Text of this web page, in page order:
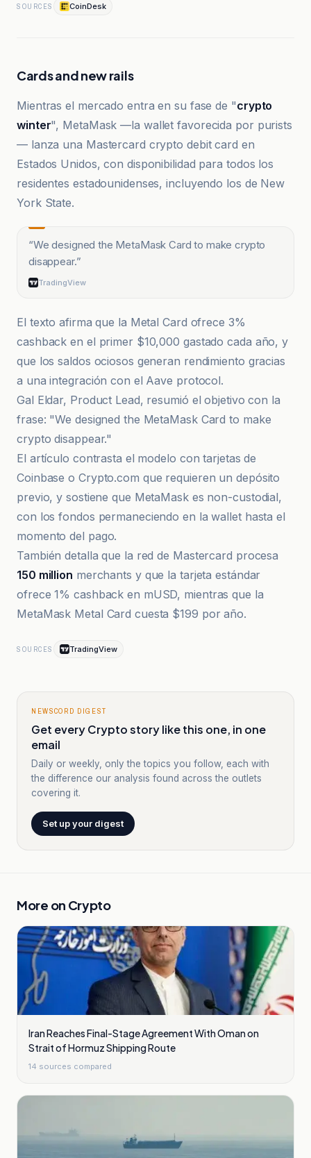
SOURCES CoinDesk
Cards and new rails
Mientras el mercado entra en su fase de "crypto
winter", MetaMask —la wallet favorecida por purists
— lanza una Mastercard crypto debit card en
Estados Unidos, con disponibilidad para todos los
residentes estadounidenses, incluyendo los de New
York State.
“We designed the MetaMask Card to make crypto
disappear.”
TradingView
El texto afirma que la Metal Card ofrece 3%
cashback en el primer $10,000 gastado cada año, y
que los saldos ociosos generan rendimiento gracias
a una integración con el Aave protocol.
Gal Eldar, Product Lead, resumió el objetivo con la
frase: "We designed the MetaMask Card to make
crypto disappear."
El artículo contrasta el modelo con tarjetas de
Coinbase o Crypto.com que requieren un depósito
previo, y sostiene que MetaMask es non-custodial,
con los fondos permaneciendo en la wallet hasta el
momento del pago.
También detalla que la red de Mastercard procesa
150 million merchants y que la tarjeta estándar
ofrece 1% cashback en mUSD, mientras que la
MetaMask Metal Card cuesta $199 por año.
SOURCES TradingView
NEWSCORD DIGEST
Get every Crypto story like this one, in one
email
Daily or weekly, only the topics you follow, each with
the difference our analysis found across the outlets
covering it.
Set up your digest
More on Crypto
Iran Reaches Final-Stage Agreement With Oman on
Strait of Hormuz Shipping Route
14 sources compared